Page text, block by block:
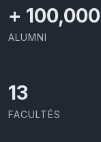
+ 100,000
ALUMNI
13
FACULTÉS